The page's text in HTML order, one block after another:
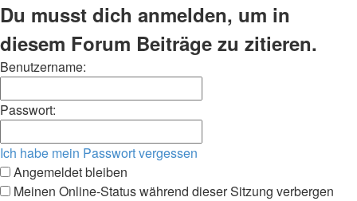
Du musst dich anmelden, um in
diesem Forum Beiträge zu zitieren.
Benutzername:
Passwort:
Ich habe mein Passwort vergessen
Angemeldet bleiben
Meinen Online-Status während dieser Sitzung verbergen